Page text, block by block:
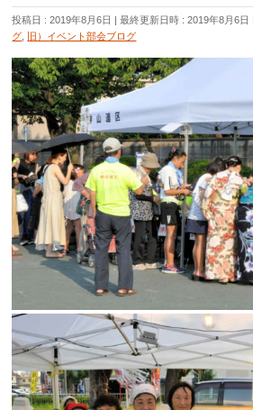
投稿日 : 2019年8月6日 最終更新日時 : 2019年8月6日
グ
旧）イベント部会ブログ